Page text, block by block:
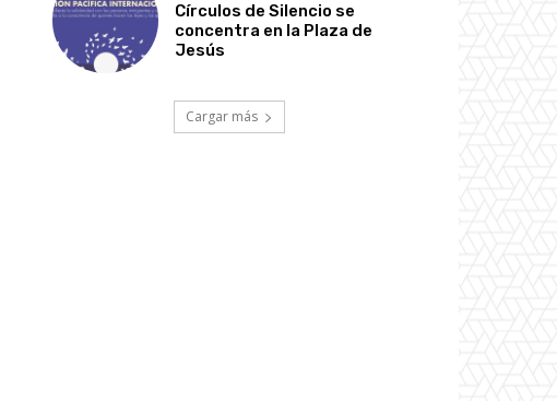
Círculos de Silencio se
concentra en la Plaza de
Jesús
Cargar más